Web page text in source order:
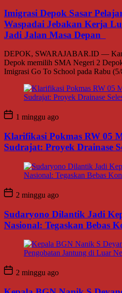
Imigrasi Depok Sasar
Waspadai Jebakan Kerja
Jadi Jalan Masa Depan
DEPOK, SWARAJABAR.ID —
Depok memilih SMA Negeri 2
Imigrasi Go To School pada Rabu
1 minggu ago
Klarifikasi Pokmas RW 05
Sudrajat: Proyek Drainase
2 minggu ago
Sudaryono Dilantik Jadi
Nasional: Tegaskan Bebas
2 minggu ago